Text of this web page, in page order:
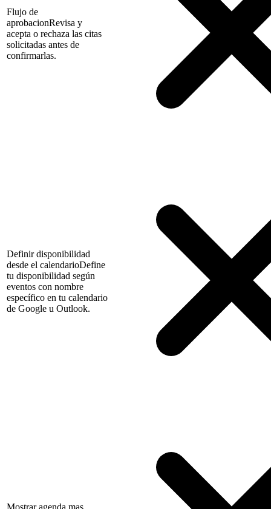
Flujo de
aprobacionRevisa y
acepta o rechaza las citas
solicitadas antes de
confirmarlas.
Definir disponibilidad
desde el calendarioDefine
tu disponibilidad según
eventos con nombre
específico en tu calendario
de Google u Outlook.